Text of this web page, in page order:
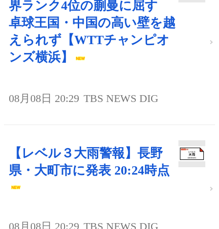
界ランク4位の蒯曼に屈す
卓球王国・中国の高い壁を越
えられず【WTTチャンピオ
ンズ横浜】
08月08日 20:29 TBS NEWS DIG
【レベル３大雨警報】長野
県・大町市に発表 20:24時点
08月08日 20:29 TBS NEWS DIG